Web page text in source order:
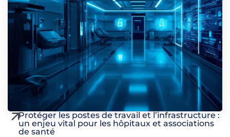
Protéger les postes de travail et l’infrastructure :
un enjeu vital pour les hôpitaux et associations
de santé